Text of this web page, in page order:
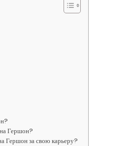
Гершон?
Гершон за свою карьеру?